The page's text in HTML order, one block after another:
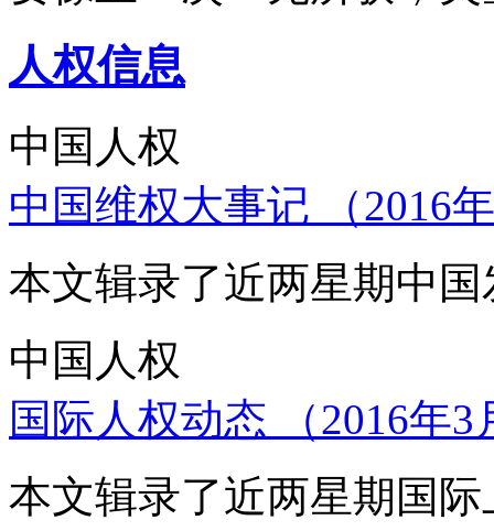
人权信息
中国人权
中国维权大事记 （2016
本文辑录了近两星期中
中国人权
国际人权动态 （2016年
本文辑录了近两星期国